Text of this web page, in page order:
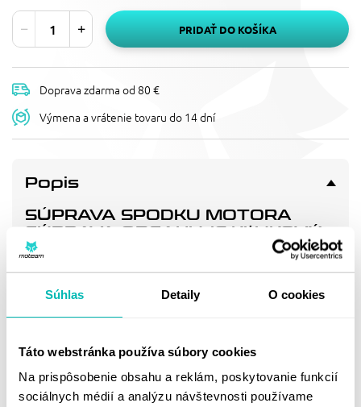
Súhlas Detaily O cookies
Táto webstránka používa súbory cookies
Na prispôsobenie obsahu a reklám, poskytovanie funkcií
sociálnych médií a analýzu návštevnosti používame
PRIDAŤ DO KOŠÍKA
Doprava zdarma od 80 €
Výmena a vrátenie tovaru do 14 dní
Popis
SÚPRAVA SPODKU MOTORA
SÚPRAVA OBSAHUJE KĽUKOVÝ
HRIADEĽ, HLAVNÉ LOŽISKO /
INŠTALÁCIU. HOT RODS
CBK0029
Doprava a vrátenie